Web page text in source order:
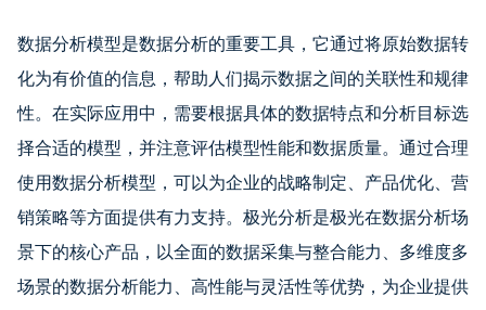
数据分析模型是数据分析的重要工具，它通过将原始数据转
化为有价值的信息，帮助人们揭示数据之间的关联性和规律
性。在实际应用中，需要根据具体的数据特点和分析目标选
择合适的模型，并注意评估模型性能和数据质量。通过合理
使用数据分析模型，可以为企业的战略制定、产品优化、营
销策略等方面提供有力支持。极光分析是极光在数据分析场
景下的核心产品，以全面的数据采集与整合能力、多维度多
场景的数据分析能力、高性能与灵活性等优势，为企业提供